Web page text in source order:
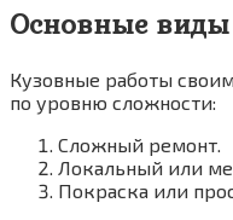
Основные виды
Кузовные работы
по уровню сложности:
Сложный ремонт.
Локальный или
Покраска или